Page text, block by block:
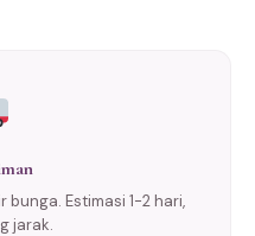
Estimasi 1-2 hari,
jarak.